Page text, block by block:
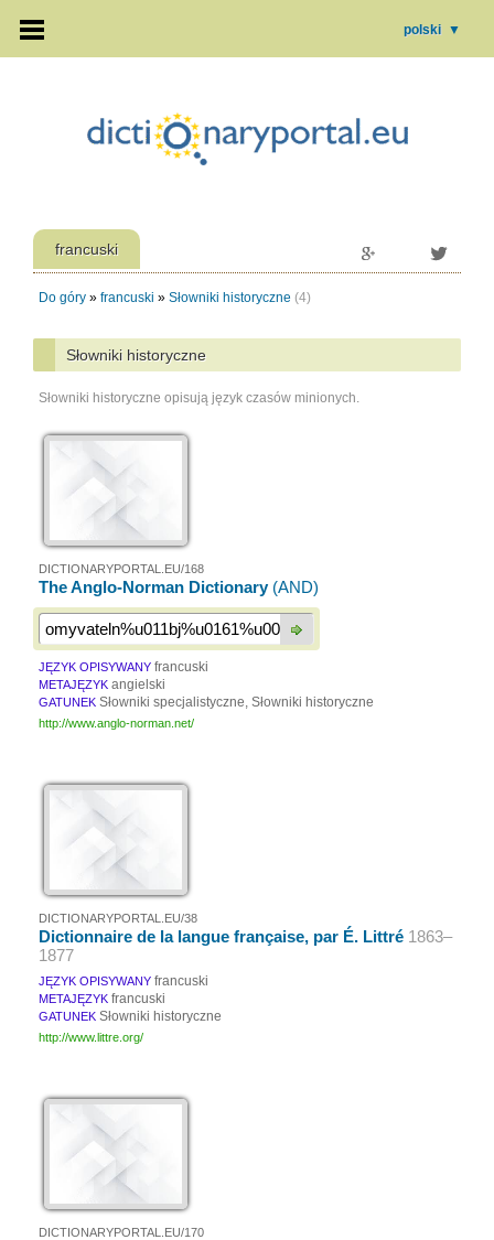
polski ▼
francuski
Do góry » francuski » Słowniki historyczne (4)
Słowniki historyczne
Słowniki historyczne opisują język czasów minionych.
DICTIONARYPORTAL.EU/168
The Anglo-Norman Dictionary (AND)
JĘZYK OPISYWANY francuski
METAJĘZYK angielski
GATUNEK Słowniki specjalistyczne, Słowniki historyczne
http://www.anglo-norman.net/
DICTIONARYPORTAL.EU/38
Dictionnaire de la langue française, par É. Littré 1863–
1877
JĘZYK OPISYWANY francuski
METAJĘZYK francuski
GATUNEK Słowniki historyczne
http://www.littre.org/
DICTIONARYPORTAL.EU/170